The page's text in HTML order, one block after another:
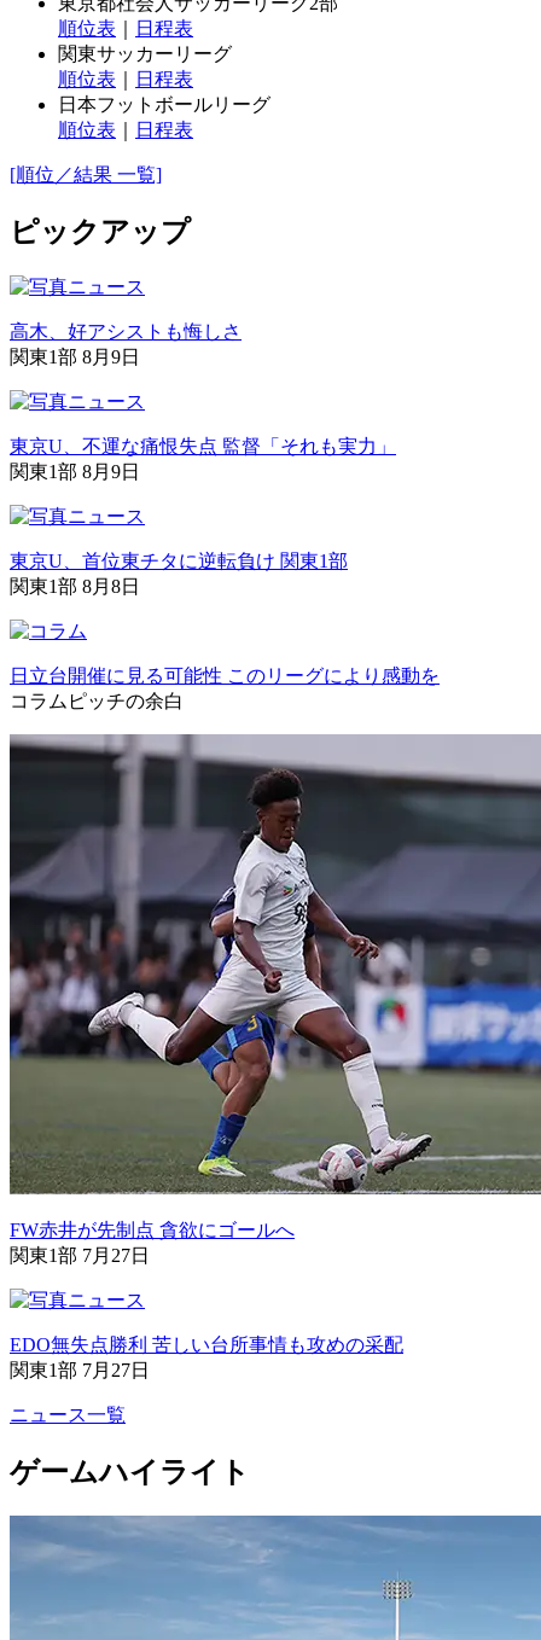
順位表
日程表
関東サッカーリーグ
順位表
日程表
日本フットボールリーグ
順位表
日程表
[順位／結果 一覧]
ピックアップ
高木、好アシストも悔しさ
関東1部 8月9日
東京U、不運な痛恨失点 監督「それも実力」
関東1部 8月9日
東京U、首位東チタに逆転負け 関東1部
関東1部 8月8日
日立台開催に見る可能性 このリーグにより感動を
コラム ピッチの余白
FW赤井が先制点 貪欲にゴールへ
関東1部 7月27日
EDO無失点勝利 苦しい台所事情も攻めの采配
関東1部 7月27日
ニュース一覧
ゲームハイライト